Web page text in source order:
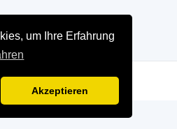
um Ihre Erfahrung
Akzeptieren